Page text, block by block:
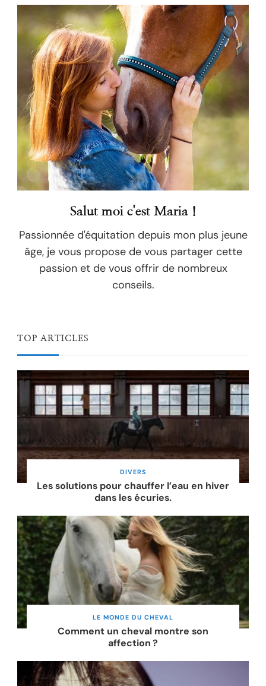
Salut moi c'est Maria !
Passionnée d'équitation depuis mon plus jeune
âge, je vous propose de vous partager cette
passion et de vous offrir de nombreux
conseils.
TOP ARTICLES
DIVERS
Les solutions pour chauffer l’eau en hiver
dans les écuries.
LE MONDE DU CHEVAL
Comment un cheval montre son
affection ?